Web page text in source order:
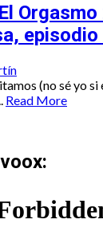
Orgasmo
episodio
(no sé yo si
Read More